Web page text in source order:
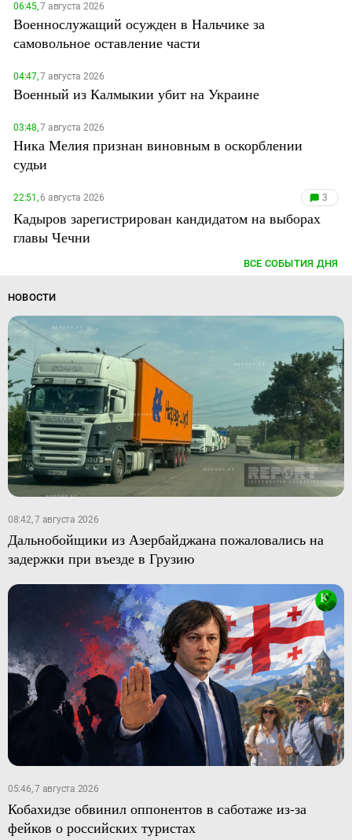
06:45,7 августа 2026
Военнослужащий осужден в Нальчике за
самовольное оставление части
04:47,7 августа 2026
Военный из Калмыкии убит на Украине
03:48,7 августа 2026
Ника Мелия признан виновным в оскорблении
судьи
22:51,6 августа 2026 3
Кадыров зарегистрирован кандидатом на выборах
главы Чечни
ВСЕ СОБЫТИЯ ДНЯ
НОВОСТИ
08:42, 7 августа 2026
Дальнобойщики из Азербайджана пожаловались на
задержки при въезде в Грузию
05:46, 7 августа 2026
Кобахидзе обвинил оппонентов в саботаже из-за
фейков о российских туристах